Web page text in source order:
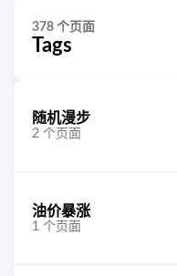
378 个页面
Tags
随机漫步
2 个页面
油价暴涨
1 个页面